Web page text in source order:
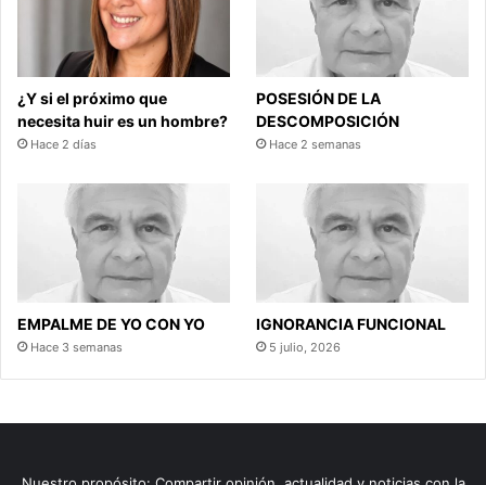
¿Y si el próximo que
necesita huir es un hombre?
Hace 2 días
POSESIÓN DE LA
DESCOMPOSICIÓN
Hace 2 semanas
EMPALME DE YO CON YO
Hace 3 semanas
IGNORANCIA FUNCIONAL
5 julio, 2026